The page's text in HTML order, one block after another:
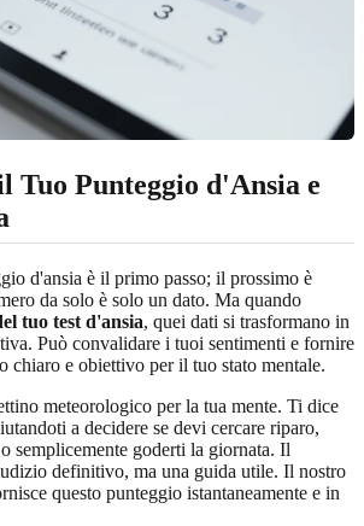
Tuo Punteggio d'Ansia e
d'ansia è il primo passo; il prossimo è
da solo è solo un dato. Ma quando
tuo test d'ansia, quei dati si trasformano in
Può convalidare i tuoi sentimenti e fornire
chiaro e obiettivo per il tuo stato mentale.
meteorologico per la tua mente. Ti dice
a decidere se devi cercare riparo,
semplicemente goderti la giornata. Il
definitivo, ma una guida utile. Il nostro
questo punteggio istantaneamente e in